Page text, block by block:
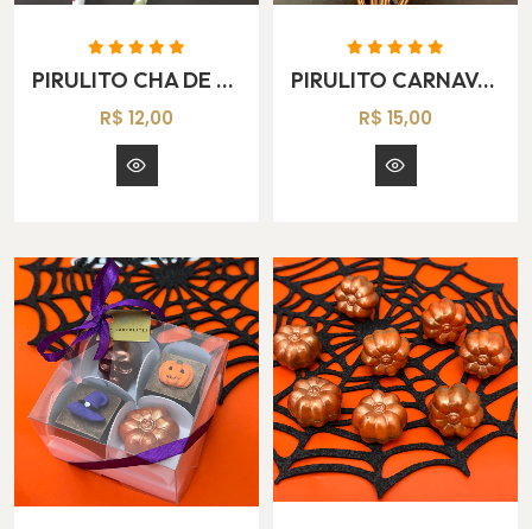
PIRULITO CHA DE LINGERIE
R$ 12,00
PIRULITO CARNAVAL
R$ 15,00